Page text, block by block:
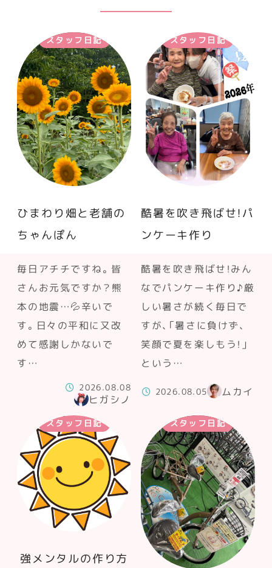
スタッフ日記
ひまわり畑と老舗の
ちゃんぽん
毎日アチチですね。皆
さんお元気ですか？熊
本の地震…💦辛いで
す。日々の平和に又改
めて感謝しかないで
す…
2026.08.08
ヒガシノ
スタッフ日記
酷暑を吹き飛ばせ！パ
ンケーキ作り
酷暑を吹き飛ばせ！みん
なでパンケーキ作り♪厳
しい暑さが続く毎日で
すが、「暑さに負けず、
笑顔で夏を楽しもう！」
という…
2026.08.05 ムカイ
スタッフ日記
強メンタルの作り方
スタッフ日記